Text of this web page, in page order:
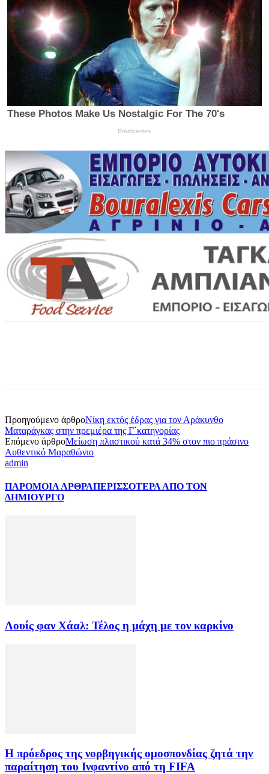
Προηγούμενο άρθροΝίκη εκτός έδρας για τον Αράκυνθο
Ματαράγκας στην πρεμιέρα της Γ΄κατηγορίας
Επόμενο άρθροΜείωση πλαστικού κατά 34% στον πιο πράσινο
Αυθεντικό Μαραθώνιο
admin
ΠΑΡΟΜΟΙΑ ΑΡΘΡΑΠΕΡΙΣΣΟΤΕΡΑ ΑΠΟ ΤΟΝ
ΔΗΜΙΟΥΡΓΟ
Λουίς φαν Χάαλ: Τέλος η μάχη με τον καρκίνο
Η πρόεδρος της νορβηγικής ομοσπονδίας ζητά την
παραίτηση του Ινφαντίνο από τη FIFA